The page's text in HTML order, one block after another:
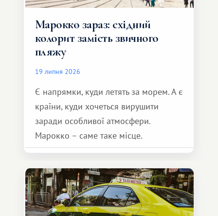
Марокко зараз: східний
колорит замість звичного
пляжу
19 липня 2026
Є напрямки, куди летять за морем. А є
країни, куди хочеться вирушити
заради особливої ​​атмосфери.
Марокко – саме таке місце.